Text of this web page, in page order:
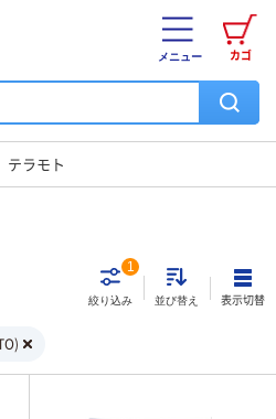
カゴ
メニュー
テラモト
絞り込み
1
並び替え 表示切替